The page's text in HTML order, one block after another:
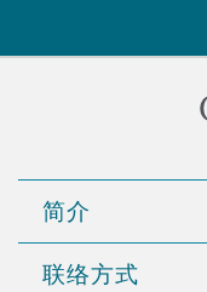
简介
联络方式